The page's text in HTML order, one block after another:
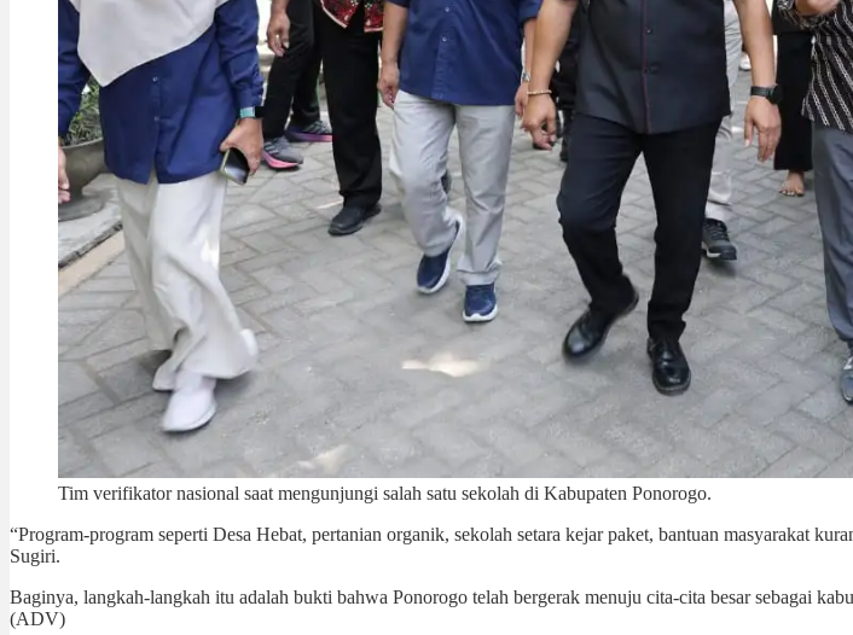
Tim verifikator nasional saat mengunjungi salah satu sekolah di Kabupaten Ponorogo.
“Program-program seperti Desa Hebat, pertanian organik, sekolah setara kejar paket, bantuan masyarakat
Sugiri.
Baginya, langkah-langkah itu adalah bukti bahwa Ponorogo telah bergerak menuju cita-cita besar sebagai
(ADV)